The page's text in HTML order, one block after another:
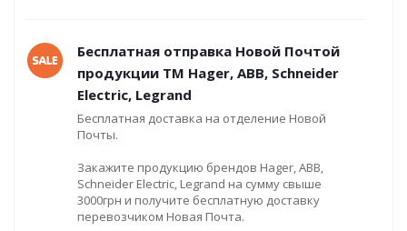
Бесплатная отправка Новой Почтой
продукции ТМ Hager, ABB, Schneider
Electric, Legrand
Бесплатная доставка на отделение Новой
Почты.
Закажите продукцию брендов Hager, ABB,
Schneider Electric, Legrand на сумму свыше
3000грн и получите бесплатную доставку
перевозчиком Новая Почта.